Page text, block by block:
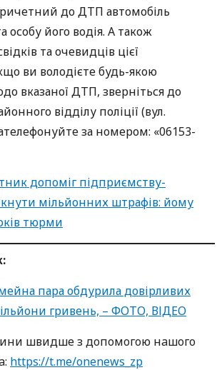
до ДТП автомобіль
особу його водія. А також
та очевидців цієї
ви володієте будь-якою
вказаної ДТП, зверніться до
відділу поліції (вул.
за номером: «06153-
допоміг підприємству-
мільйонних штрафів: йому
тюрми
пара обдурила довірливих
гривень, – ФОТО, ВІДЕО
швидше з дoпoмoгoю нaшoгo
https://t.me/onenews_zp